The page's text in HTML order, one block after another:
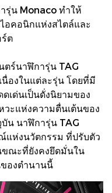
รุ่น Monaco ทำให้
อคอนิกแห่งสไตล์และ
ต
ตร์นาฬิการุ่น TAG
องในแต่ละรุ่น โดยที่มี
เด่นเป็นดั่งนิยามของ
ะแห่งความตื่นเต้นของ
น นาฬิการุ่น TAG
แห่งนวัตกรรม ที่ปรับตัว
ขณะที่ยังคงยึดมั่นใน
องตำนานนี้